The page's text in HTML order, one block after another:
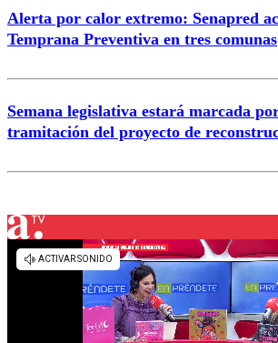
Alerta por calor extremo: Senapred
Temprana Preventiva en tres comunas
Semana legislativa estará marcada
tramitación del proyecto de